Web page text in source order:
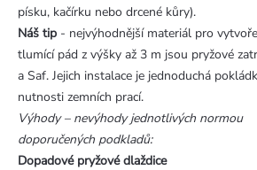
písku, kačírku nebo drcené kůry).
Náš tip - nejvýhodnější materiál pro
tlumící pád z výšky až 3 m jsou pryžové
a Saf. Jejich instalace je jednoduchá
nutnosti zemních prací.
Výhody – nevýhody jednotlivých normou
doporučených podkladů:
Dopadové pryžové dlaždice